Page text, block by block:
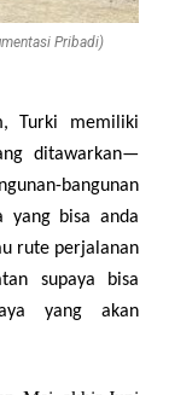
Pribadi)
Turki memiliki
ditawarkan—
bangunan
yang bisa anda
rute perjalanan
supaya bisa
yang akan